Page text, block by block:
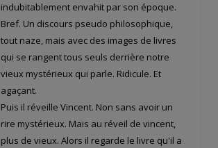
indubitablement envahit par son époque.
Bref. Un discours pseudo philosophique,
tout naze, mais avec des images de livres
qui se rangent tous seuls derrière notre
vieux mystérieux qui parle. Ridicule. Et
agaçant.
Puis il réveille Vincent. Non sans avoir un
rire mystérieux. Mais au réveil de vincent,
plus de vieux. Alors il regarde le livre qu'il a